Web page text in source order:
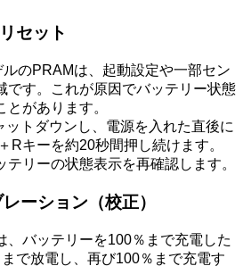
セット
のPRAMは、起動設定や一部セン
です。これが原因でバッテリー状態
があります。
トダウンし、電源を入れた直後に
Rキーを約20秒間押し続けます。
リーの状態表示を再確認します。
ーション（校正）
、バッテリーを100％まで充電した
で放電し、再び100％まで充電す